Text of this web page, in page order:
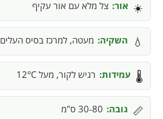
☀️ אור: צל מלא עם אור עקיף
💧 השקיה: מעטה, למרכז בסיס העלים
🌡️ עמידות: רגיש לקור, מעל 12°C
📏 גובה: 30-80 ס"מ